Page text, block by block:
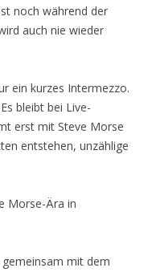
noch während der
auch nie wieder
ein kurzes Intermezzo.
bleibt bei Live-
erst mit Steve Morse
entstehen, unzählige
Morse-Ära in
mit dem